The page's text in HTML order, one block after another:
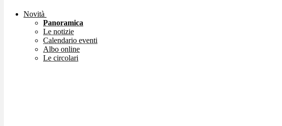
Novità
Panoramica
Le notizie
Calendario eventi
Albo online
Le circolari